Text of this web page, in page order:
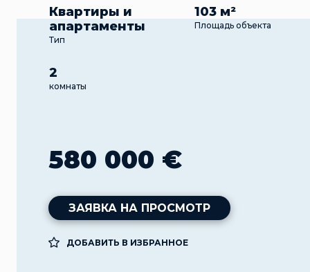
Квартиры и
апартаменты
Тип
103 м²
Площадь объекта
2
комнаты
580 000 €
ЗАЯВКА НА ПРОСМОТР
ДОБАВИТЬ В ИЗБРАННОЕ